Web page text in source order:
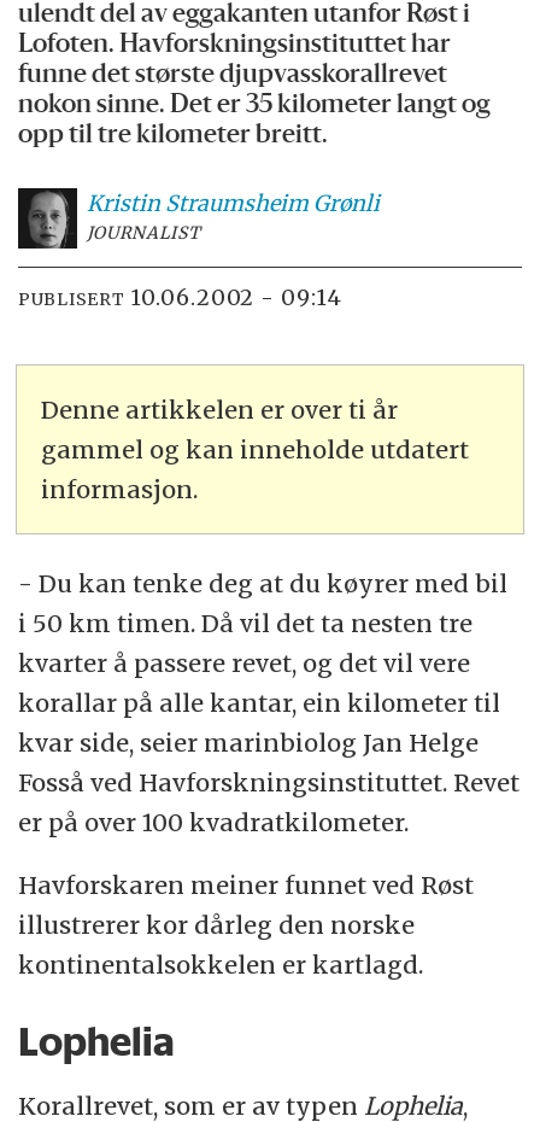
ulendt del av eggakanten utanfor Røst i
Lofoten. Havforskningsinstituttet har
funne det største djupvasskorallrevet
nokon sinne. Det er 35 kilometer langt og
opp til tre kilometer breitt.
Kristin Straumsheim Grønli
JOURNALIST
PUBLISERT 10.06.2002 - 09:14
Denne artikkelen er over ti år
gammel og kan inneholde utdatert
informasjon.
- Du kan tenke deg at du køyrer med bil
i 50 km timen. Då vil det ta nesten tre
kvarter å passere revet, og det vil vere
korallar på alle kantar, ein kilometer til
kvar side, seier marinbiolog Jan Helge
Fosså ved Havforskningsinstituttet. Revet
er på over 100 kvadratkilometer.
Havforskaren meiner funnet ved Røst
illustrerer kor dårleg den norske
kontinentalsokkelen er kartlagd.
Lophelia
Korallrevet, som er av typen Lophelia,